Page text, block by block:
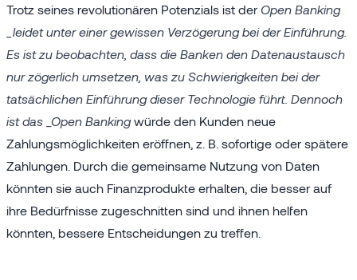
Trotz seines revolutionären Potenzials ist der Open Banking
_leidet unter einer gewissen Verzögerung bei der Einführung.
Es ist zu beobachten, dass die Banken den Datenaustausch
nur zögerlich umsetzen, was zu Schwierigkeiten bei der
tatsächlichen Einführung dieser Technologie führt. Dennoch
ist das _Open Bankingwürde den Kunden neue
Zahlungsmöglichkeiten eröffnen, z. B. sofortige oder spätere
Zahlungen. Durch die gemeinsame Nutzung von Daten
könnten sie auch Finanzprodukte erhalten, die besser auf
ihre Bedürfnisse zugeschnitten sind und ihnen helfen
könnten, bessere Entscheidungen zu treffen.